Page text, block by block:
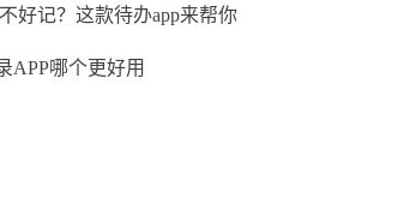
好记？这款待办app来帮你
APP哪个更好用